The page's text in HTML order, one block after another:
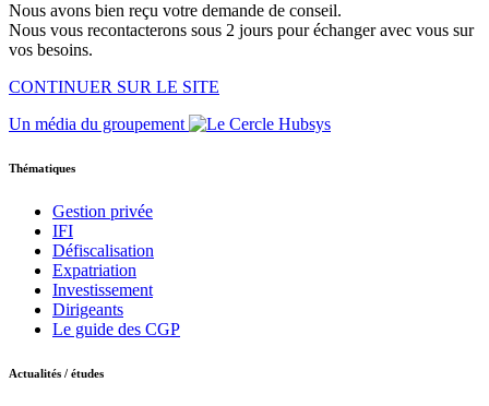
Nous avons bien reçu votre demande de conseil.
Nous vous recontacterons sous 2 jours pour échanger avec vous sur
vos besoins.
CONTINUER SUR LE SITE
Un média du groupement
Thématiques
Gestion privée
IFI
Défiscalisation
Expatriation
Investissement
Dirigeants
Le guide des CGP
Actualités / études